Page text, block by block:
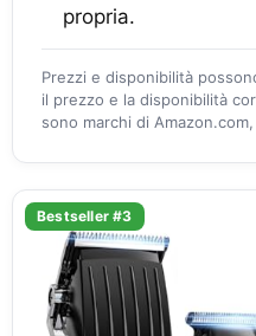
propria.
Prezzi e disponibilità
il prezzo e la disponibilità
sono marchi di
Bestseller #3